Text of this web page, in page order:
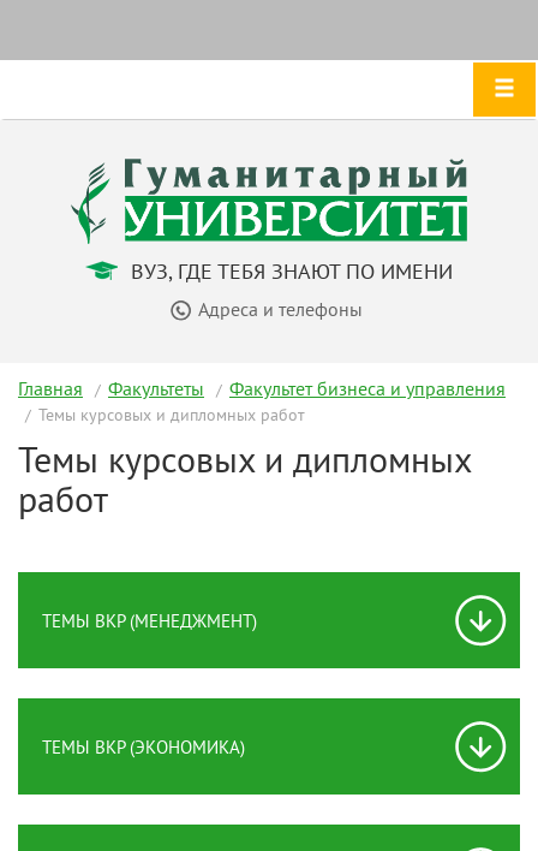
ВУЗ, ГДЕ ТЕБЯ ЗНАЮТ ПО ИМЕНИ
Адреса и телефоны
Главная Факультеты Факультет бизнеса и управления
Темы курсовых и дипломных работ
Темы курсовых и дипломных
работ
ТЕМЫ ВКР (МЕНЕДЖМЕНТ)
ТЕМЫ ВКР (ЭКОНОМИКА)